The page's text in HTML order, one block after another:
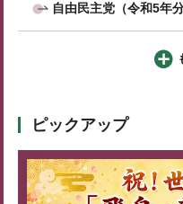
自由民主党（令和5年分
ピックアップ